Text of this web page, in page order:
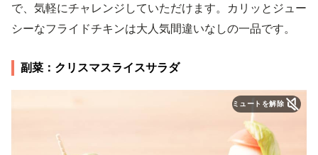
で、気軽にチャレンジしていただけます。カリッとジュー
シーなフライドチキンは大人気間違いなしの一品です。
副菜：クリスマスライスサラダ
ミュートを解除